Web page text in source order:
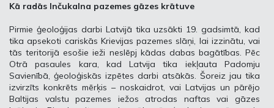
Kā radās Inčukalna pazemes gāzes krātuve
Pirmie ģeoloģijas darbi Latvijā tika uzsākti 19. gadsimtā, kad
tika apsekoti cariskās Krievijas pazemes slāņi, lai izzinātu, vai
tās teritorijā esošie ieži neslēpj kādas dabas bagātības. Pēc
Otrā pasaules kara, kad Latvija tika iekļauta Padomju
Savienībā, ģeoloģiskās izpētes darbi atsākās. Šoreiz jau tika
izvirzīts konkrēts mērķis – noskaidrot, vai Latvijas un pārējo
Baltijas valstu pazemes iežos atrodas naftas vai gāzes